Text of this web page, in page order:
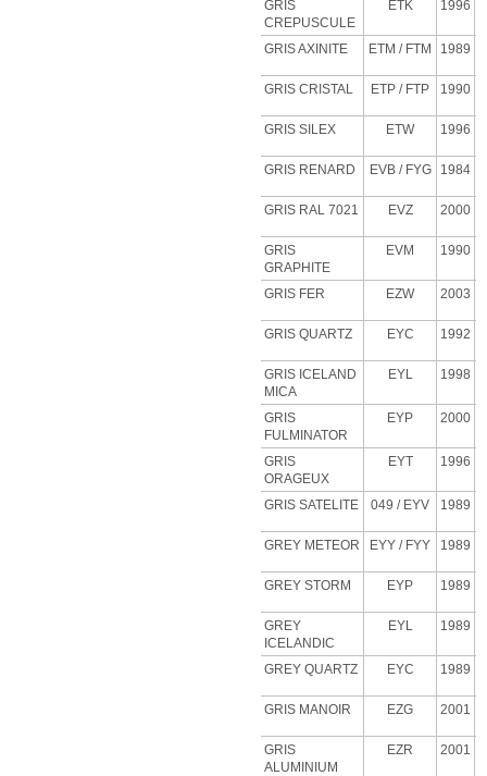
GRIS
CREPUSCULE
ETK 1996
GRIS AXINITE ETM / FTM 1989
GRIS CRISTAL ETP / FTP 1990
GRIS SILEX ETW 1996
GRIS RENARD EVB / FYG 1984
GRIS RAL 7021 EVZ 2000
GRIS
GRAPHITE
EVM 1990
GRIS FER EZW 2003
GRIS QUARTZ EYC 1992
GRIS ICELAND
MICA
EYL 1998
GRIS
FULMINATOR
EYP 2000
GRIS
ORAGEUX
EYT 1996
GRIS SATELITE 049 / EYV 1989
GREY METEOR EYY / FYY 1989
GREY STORM EYP 1989
GREY
ICELANDIC
EYL 1989
GREY QUARTZ EYC 1989
GRIS MANOIR EZG 2001
GRIS
ALUMINIUM
EZR 2001